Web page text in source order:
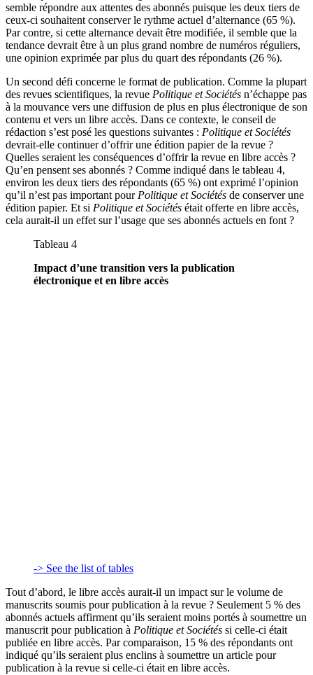
semble répondre aux attentes des abonnés puisque les deux tiers de
ceux-ci souhaitent conserver le rythme actuel d’alternance (65 %).
Par contre, si cette alternance devait être modifiée, il semble que la
tendance devrait être à un plus grand nombre de numéros réguliers,
une opinion exprimée par plus du quart des répondants (26 %).
Un second défi concerne le format de publication. Comme la plupart
des revues scientifiques, la revue Politique et Sociétés n’échappe pas
à la mouvance vers une diffusion de plus en plus électronique de son
contenu et vers un libre accès. Dans ce contexte, le conseil de
rédaction s’est posé les questions suivantes : Politique et Sociétés
devrait-elle continuer d’offrir une édition papier de la revue ?
Quelles seraient les conséquences d’offrir la revue en libre accès ?
Qu’en pensent ses abonnés ? Comme indiqué dans le tableau 4,
environ les deux tiers des répondants (65 %) ont exprimé l’opinion
qu’il n’est pas important pour Politique et Sociétés de conserver une
édition papier. Et si Politique et Sociétés était offerte en libre accès,
cela aurait-il un effet sur l’usage que ses abonnés actuels en font ?
Tableau 4
Impact d’une transition vers la publication
électronique et en libre accès
-> See the list of tables
Tout d’abord, le libre accès aurait-il un impact sur le volume de
manuscrits soumis pour publication à la revue ? Seulement 5 % des
abonnés actuels affirment qu’ils seraient moins portés à soumettre un
manuscrit pour publication à Politique et Sociétés si celle-ci était
publiée en libre accès. Par comparaison, 15 % des répondants ont
indiqué qu’ils seraient plus enclins à soumettre un article pour
publication à la revue si celle-ci était en libre accès.